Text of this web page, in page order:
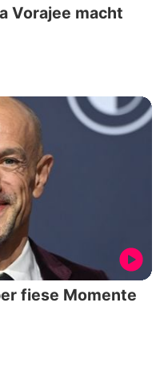
Vorajee macht
fiese Momente